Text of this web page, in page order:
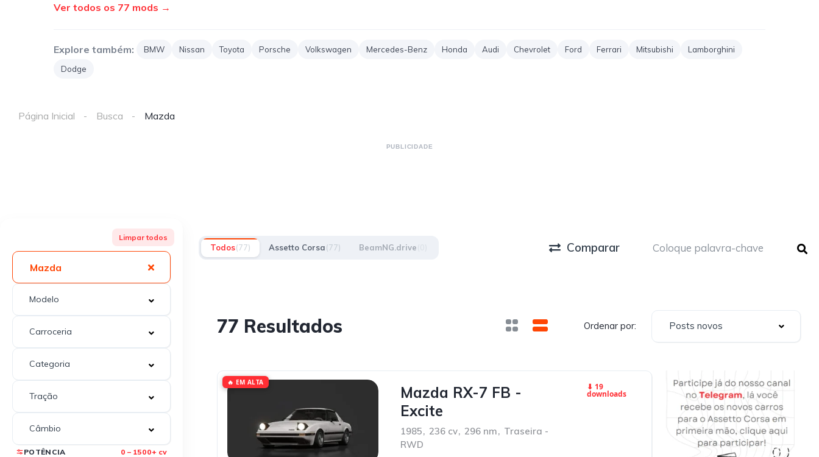
Ver todos os 77 mods →
Explore também: BMW Nissan Toyota Porsche Volkswagen Mercedes-Benz Honda Audi Chevrolet Ford Ferrari Mitsubishi
Lamborghini
Dodge
Página Inicial Busca Mazda
PUBLICIDADE
Mazda
POTÊNCIA 0 – 1500+ cv
Limpar todos
Todos(77) Assetto Corsa(77) BeamNG.drive Comparar
77 Resultados Ordenar por: Posts novos
Mazda RX-7 FB -
Excite
1985, 236 cv, 296 nm, Traseira -
RWD
⬇ 19
downloads
🔥 EM ALTA